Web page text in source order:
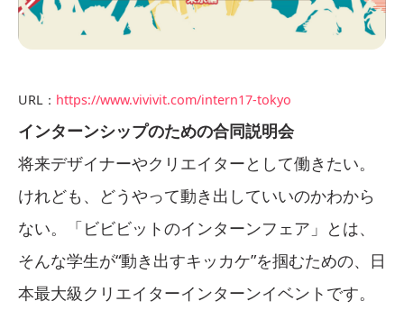
URL： https://www.vivivit.com/intern17-tokyo
インターンシップのための合同説明会
将来デザイナーやクリエイターとして働きたい。
けれども、どうやって動き出していいのかわから
ない。「ビビビットのインターンフェア」とは、
そんな学生が“動き出すキッカケ”を掴むための、日
本最大級クリエイターインターンイベントです。